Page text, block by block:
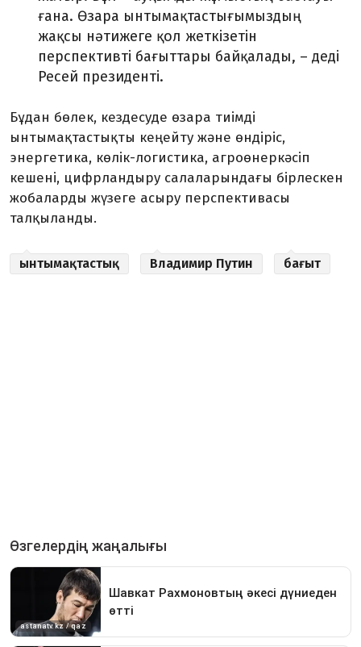
ғана. Өзара ынтымақтастығымыздың
жақсы нәтижеге қол жеткізетін
перспективті бағыттары байқалады, – деді
Ресей президенті.
Бұдан бөлек, кездесуде өзара тиімді
ынтымақтастықты кеңейту және өндіріс,
энергетика, көлік-логистика, агроөнеркәсіп
кешені, цифрландыру салаларындағы бірлескен
жобаларды жүзеге асыру перспективасы
талқыланды.
ынтымақтастық Владимир Путин бағыт